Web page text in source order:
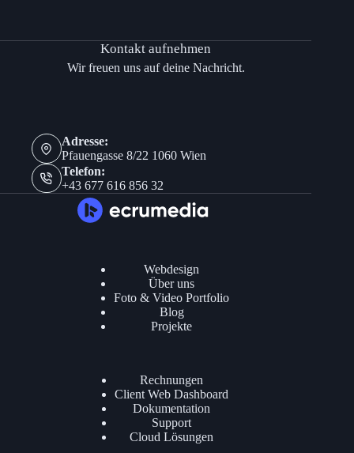
Kontakt aufnehmen
Wir freuen uns auf deine Nachricht.
Adresse:
Pfauengasse 8/22 1060 Wien
Telefon:
+43 677 616 856 32
Webdesign
Über uns
Foto & Video Portfolio
Blog
Projekte
Rechnungen
Client Web Dashboard
Dokumentation
Support
Cloud Lösungen